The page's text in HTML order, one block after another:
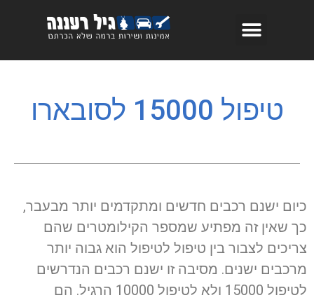
טיפול 15000 לסובארו
כיום ישנם רכבים חדשים ומתקדמים יותר מבעבר,
כך שאין זה מפתיע שמספר הקילומטרים שהם
צריכים לצבור בין טיפול לטיפול הוא גבוה יותר
מרכבים ישנים. מסיבה זו ישנם רכבים הנדרשים
לטיפול 15000 ולא לטיפול 10000 הרגיל. הם